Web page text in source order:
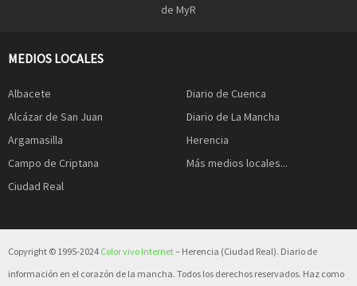
de MyR
MEDIOS LOCALES
Albacete
Alcázar de San Juan
Argamasilla
Campo de Criptana
Ciudad Real
Diario de Cuenca
Diario de La Mancha
Herencia
Más medios locales...
Copyright © 1995-2024 Color vivo Internet– Herencia (Ciudad Real). Diario de
información en el corazón de la mancha. Todos los derechos reservados. Haz como